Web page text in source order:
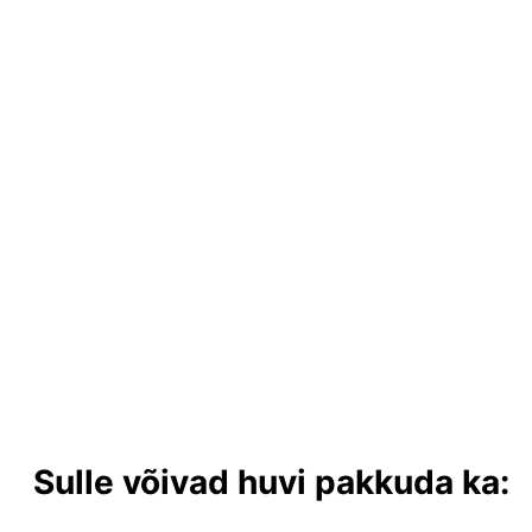
Sulle võivad huvi pakkuda ka: